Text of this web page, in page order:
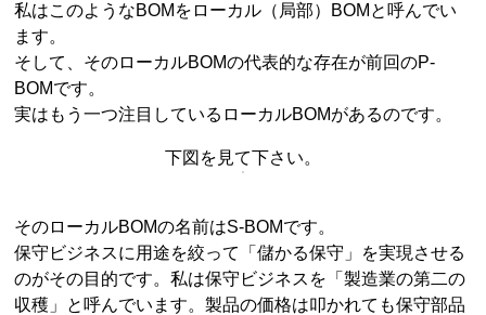
私はこのようなBOMをローカル（局部）BOMと呼んでい
ます。
そして、そのローカルBOMの代表的な存在が前回のP-
BOMです。
実はもう一つ注目しているローカルBOMがあるのです。
下図を見て下さい。
そのローカルBOMの名前はS-BOMです。
保守ビジネスに用途を絞って「儲かる保守」を実現させる
のがその目的です。私は保守ビジネスを「製造業の第二の
収穫」と呼んでいます。製品の価格は叩かれても保守部品